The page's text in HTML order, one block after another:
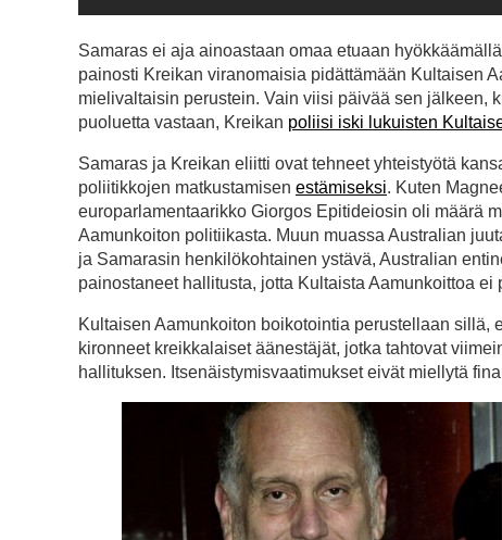
Samaras ei aja ainoastaan omaa etuaan
painosti Kreikan viranomaisia pidättämään Kultaisen
mielivaltaisin perustein. Vain viisi päivää sen jälkeen,
puoluetta vastaan, Kreikan poliisi iski lukuisten
Samaras ja Kreikan eliitti ovat tehneet yhteistyötä
poliitikkojen matkustamisen estämiseksi. Kuten
europarlamentaarikko Giorgos Epitideiosin oli määrä
Aamunkoiton politiikasta. Muun muassa Australian
ja Samarasin henkilökohtainen ystävä, Australian
painostaneet hallitusta, jotta Kultaista Aamunkoittoa ei
Kultaisen Aamunkoiton boikotointia perustellaan sillä,
kironneet kreikkalaiset äänestäjät, jotka tahtovat
hallituksen. Itsenäistymisvaatimukset eivät miellytä